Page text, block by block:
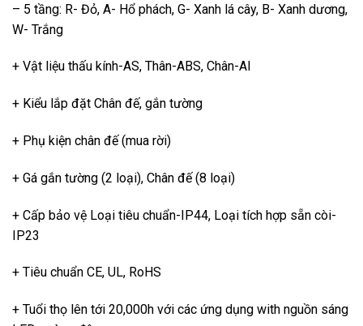
– 5 tầng: R- Đỏ, A- Hổ phách, G- Xanh lá cây, B- Xanh dương,
W- Trắng
+ Vật liệu thấu kính-AS, Thân-ABS, Chân-Al
+ Kiểu lắp đặt Chân đế, gắn tường
+ Phụ kiện chân đế (mua rời)
+ Gá gắn tường (2 loại), Chân đế (8 loại)
+ Cấp bảo vệ Loại tiêu chuẩn-IP44, Loại tích hợp sẵn còi-
IP23
+ Tiêu chuẩn CE, UL, RoHS
+ Tuổi thọ lên tới 20,000h với các ứng dụng with nguồn sáng